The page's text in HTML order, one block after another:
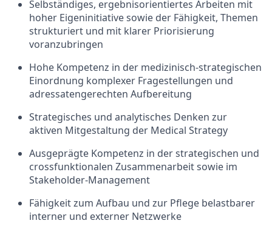
Selbständiges, ergebnisorientiertes Arbeiten mit
hoher Eigeninitiative sowie der Fähigkeit, Themen
strukturiert und mit klarer Priorisierung
voranzubringen
Hohe Kompetenz in der medizinisch-strategischen
Einordnung komplexer Fragestellungen und
adressatengerechten Aufbereitung
Strategisches und analytisches Denken zur
aktiven Mitgestaltung der Medical Strategy
Ausgeprägte Kompetenz in der strategischen und
crossfunktionalen Zusammenarbeit sowie im
Stakeholder-Management
Fähigkeit zum Aufbau und zur Pflege belastbarer
interner und externer Netzwerke